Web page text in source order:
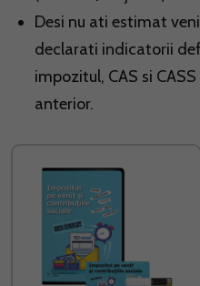
Desi nu ati estimat
declarati indicatorii
impozitul, CAS si
anterior.